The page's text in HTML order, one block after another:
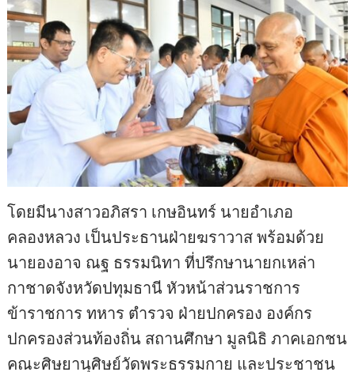
โดยมีนางสาวอภิสรา เกษอินทร์ นายอำเภอ
คลองหลวง เป็นประธานฝ่ายฆราวาส พร้อมด้วย
นายองอาจ ณฐ ธรรมนิทา ที่ปรึกษานายกเหล่า
กาชาดจังหวัดปทุมธานี หัวหน้าส่วนราชการ
ข้าราชการ ทหาร ตำรวจ ฝ่ายปกครอง องค์กร
ปกครองส่วนท้องถิ่น สถานศึกษา มูลนิธิ ภาคเอกชน
คณะศิษยานุศิษย์วัดพระธรรมกาย และประชาชน